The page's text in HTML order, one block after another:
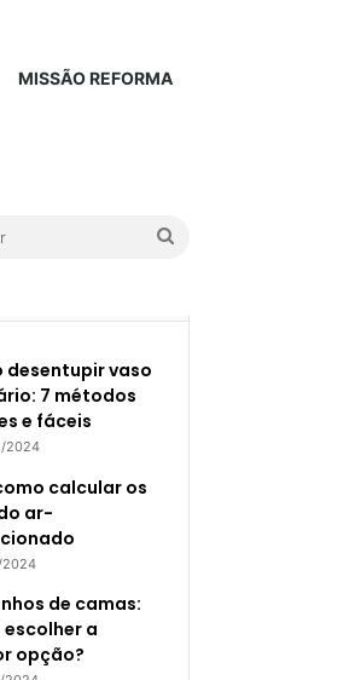
MISSÃO REFORMA
desentupir vaso
7 métodos
e fáceis
2024
calcular os
ar-
2024
de camas:
a
opção?